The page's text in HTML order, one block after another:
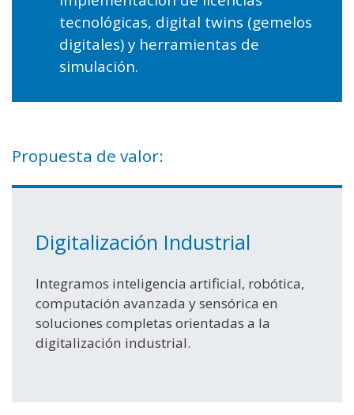
tecnológicas, digital twins (gemelos
digitales) y herramientas de
simulación.
Propuesta de valor:
Digitalización Industrial
Integramos inteligencia artificial, robótica,
computación avanzada y sensórica en
soluciones completas orientadas a la
digitalización industrial.